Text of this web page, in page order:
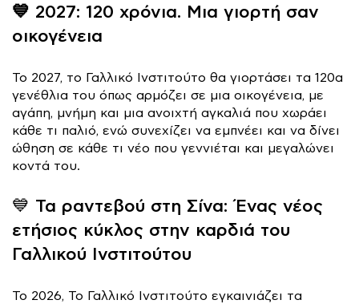
💙 2027: 120 χρόνια. Μια γιορτή σαν
οικογένεια
Το 2027, το Γαλλικό Ινστιτούτο θα γιορτάσει τα 120α
γενέθλια του όπως αρμόζει σε μια οικογένεια, με
αγάπη, μνήμη και μια ανοιχτή αγκαλιά που χωράει
κάθε τι παλιό, ενώ συνεχίζει να εμπνέει και να δίνει
ώθηση σε κάθε τι νέο που γεννιέται και μεγαλώνει
κοντά του.
💙 Τα ραντεβού στη Σίνα: Ένας νέος
ετήσιος κύκλος στην καρδιά του
Γαλλικού Ινστιτούτου
Το 2026, Το Γαλλικό Ινστιτούτο εγκαινιάζει τα